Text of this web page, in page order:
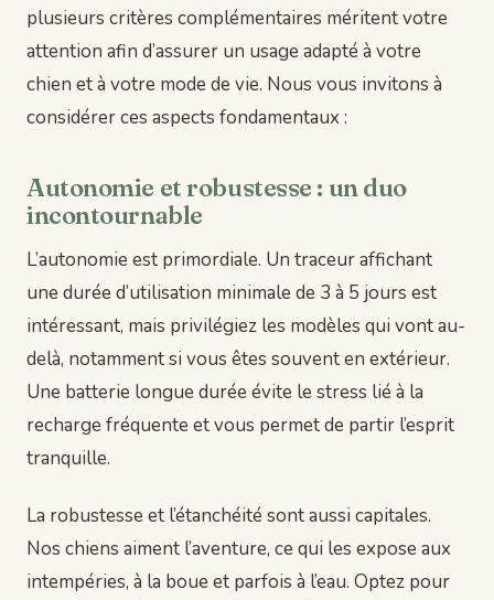
plusieurs critères complémentaires méritent votre
attention afin d’assurer un usage adapté à votre
chien et à votre mode de vie. Nous vous invitons à
considérer ces aspects fondamentaux :
Autonomie et robustesse : un duo
incontournable
L’autonomie est primordiale. Un traceur affichant
une durée d’utilisation minimale de 3 à 5 jours est
intéressant, mais privilégiez les modèles qui vont au-
delà, notamment si vous êtes souvent en extérieur.
Une batterie longue durée évite le stress lié à la
recharge fréquente et vous permet de partir l’esprit
tranquille.
La robustesse et l’étanchéité sont aussi capitales.
Nos chiens aiment l’aventure, ce qui les expose aux
intempéries, à la boue et parfois à l’eau. Optez pour